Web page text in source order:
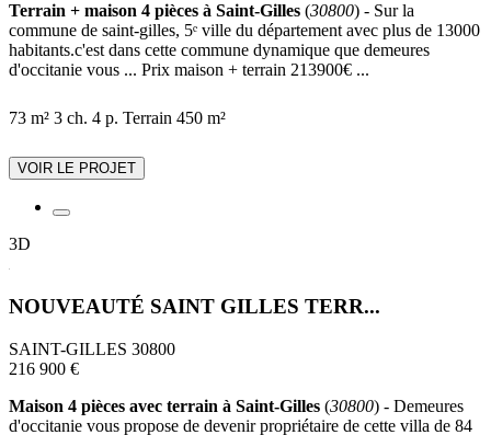
Terrain + maison 4 pièces à Saint-Gilles (30800) - Sur la
commune de saint-gilles, 5ᵉ ville du département avec plus de 13000
habitants.c'est dans cette commune dynamique que demeures
d'occitanie vous ... Prix maison + terrain 213900€ ...
73 m² 3 ch. 4 p. Terrain 450 m²
VOIR LE PROJET
3D
NOUVEAUTÉ SAINT GILLES TERR...
SAINT-GILLES 30800
216 900 €
Maison 4 pièces avec terrain à Saint-Gilles (30800) - Demeures
d'occitanie vous propose de devenir propriétaire de cette villa de 84